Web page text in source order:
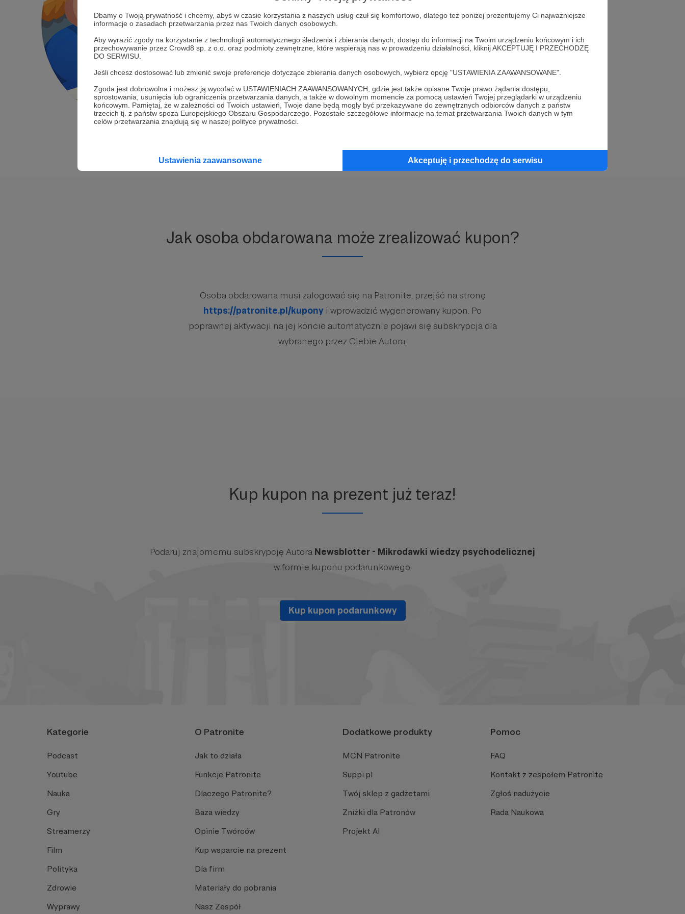
Dbamy o Twoją prywatność i chcemy, abyś w czasie korzystania z naszych usług czuł się komfortowo, dlatego też poniżej prezentujemy Ci najważniejsze
informacje o zasadach przetwarzania przez nas Twoich danych osobowych.
Aby wyrazić zgody na korzystanie z technologii automatycznego śledzenia i zbierania danych, dostęp do informacji na Twoim urządzeniu końcowym i ich
przechowywanie przez Crowd8 sp. z o.o. oraz podmioty zewnętrzne, które wspierają nas w prowadzeniu działalności, kliknij AKCEPTUJĘ I PRZECHODZĘ
DO SERWISU.
Jeśli chcesz dostosować lub zmienić swoje preferencje dotyczące zbierania danych osobowych, wybierz opcję "USTAWIENIA ZAAWANSOWANE".
Zgoda jest dobrowolna i możesz ją wycofać w USTAWIENIACH ZAAWANSOWANYCH, gdzie jest także opisane Twoje prawo żądania dostępu,
sprostowania, usunięcia lub ograniczenia przetwarzania danych, a także w dowolnym momencie za pomocą ustawień Twojej przeglądarki w urządzeniu
końcowym. Pamiętaj, że w zależności od Twoich ustawień, Twoje dane będą mogły być przekazywane do zewnętrznych odbiorców danych z państw
trzecich tj. z państw spoza Europejskiego Obszaru Gospodarczego. Pozostałe szczegółowe informacje na temat przetwarzania Twoich danych w tym
celów przetwarzania znajdują się w naszej polityce prywatności.
Ustawienia zaawansowane Akceptuję i przechodzę do serwisu
Kup kupon podarunkowy
2 Opłać wsparcie za pomocą przelewu.
3 Prześlij wygenerowany kupon do swojego znajomego!
Jak osoba obdarowana może zrealizować kupon?
Osoba obdarowana musi zalogować się na Patronite, przejść na stronę
https://patronite.pl/kupony i wprowadzić wygenerowany kupon. Po
poprawnej aktywacji na jej koncie automatycznie pojawi się subskrypcja dla
wybranego przez Ciebie Autora.
Kup kupon na prezent już teraz!
Podaruj znajomemu subskrypcję Autora Newsblotter - Mikrodawki wiedzy psychodelicznej
w formie kuponu podarunkowego.
Kup kupon podarunkowy
Kategorie
Podcast
Youtube
Nauka
Gry
Streamerzy
Film
Polityka
Zdrowie
Wyprawy
O Patronite
Jak to działa
Funkcje Patronite
Dlaczego Patronite?
Baza wiedzy
Opinie Twórców
Kup wsparcie na prezent
Dla firm
Materiały do pobrania
Nasz Zespół
Dodatkowe produkty
MCN Patronite
Suppi.pl
Twój sklep z gadżetami
Zniżki dla Patronów
Projekt AI
Pomoc
FAQ
Kontakt z zespołem Patronite
Zgłoś nadużycie
Rada Naukowa